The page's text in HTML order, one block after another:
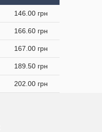
146.00 грн
166.60 грн
167.00 грн
189.50 грн
202.00 грн